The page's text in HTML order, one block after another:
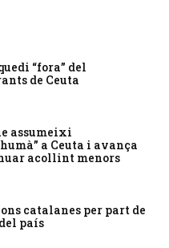
“fora” del
de Ceuta
assumeixi
a Ceuta i avança
acollint menors
catalanes per part de
país